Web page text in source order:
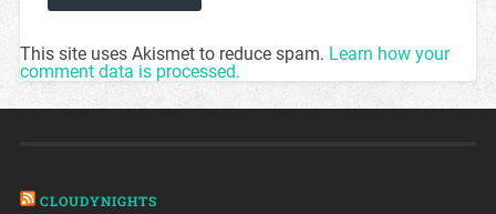
This site uses Akismet to reduce spam. Learn how your
comment data is processed.
CLOUDYNIGHTS